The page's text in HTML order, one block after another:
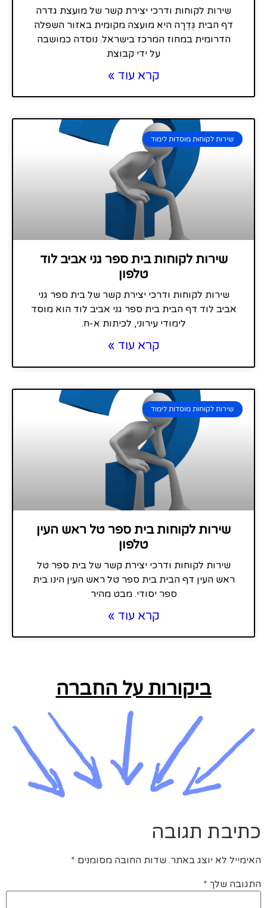
שירות לקוחות ודרכי יצירת קשר של מועצת גדרה
דף הבית גְּדֵרָה היא מועצה מקומית באזור השפלה
הדרומית במחוז המרכז בישראל. נוסדה כמושבה
על ידי קבוצת
קרא עוד »
שירות לקוחות מוסדות לימוד
שירות לקוחות בית ספר גני אביב לוד
טלפון
שירות לקוחות ודרכי יצירת קשר של בית ספר גני
אביב לוד דף הבית בית ספר גני אביב לוד הוא מוסד
לימודי עירוני, לכיתות א-ח.
קרא עוד »
שירות לקוחות מוסדות לימוד
שירות לקוחות בית ספר טל ראש העין
טלפון
שירות לקוחות ודרכי יצירת קשר של בית ספר טל
ראש העין דף הבית בית ספר טל ראש העין הינו בית
ספר יסודי. מבט מהיר
קרא עוד »
ביקורות על החברה
כתיבת תגובה
האימייל לא יוצג באתר. שדות החובה מסומנים *
התגובה שלך *